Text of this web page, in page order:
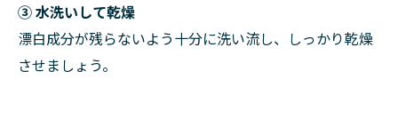
③ 水洗いして乾燥
漂白成分が残らないよう十分に洗い流し、しっかり乾燥
させましょう。